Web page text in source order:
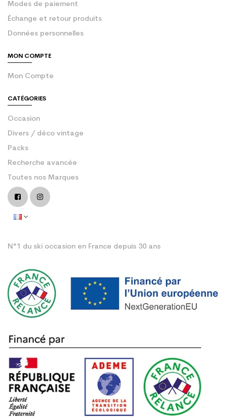
Modes de paiement
Échange et retour produits
Données personnelles
MON COMPTE
Mon Compte
CATÉGORIES
Occasion
Divers / déco vintage
Packs
Recherche avancée
Toutes nos Marques
N°1 du ski occasion en France depuis 30 ans